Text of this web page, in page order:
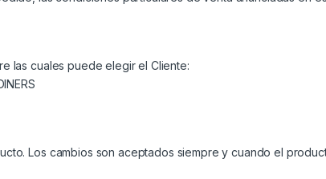
las cuales puede elegir el Cliente:
Los cambios son aceptados siempre y cuando el